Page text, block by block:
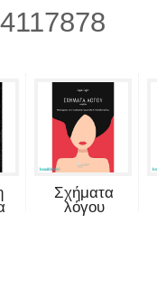
Σχήματα
λόγου